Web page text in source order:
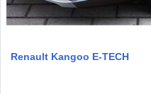
Renault Kangoo E-TECH